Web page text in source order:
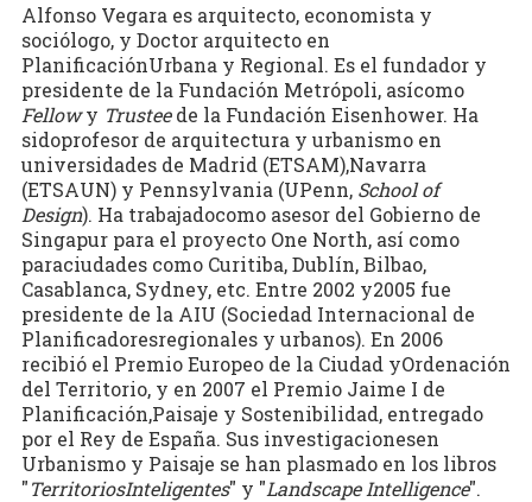
Alfonso Vegara es arquitecto, economista y
sociólogo, y Doctor arquitecto en
PlanificaciónUrbana y Regional. Es el fundador y
presidente de la Fundación Metrópoli, asícomo
Fellowy Trusteede la Fundación Eisenhower. Ha
sidoprofesor de arquitectura y urbanismo en
universidades de Madrid (ETSAM),Navarra
(ETSAUN) y Pennsylvania (UPenn, School of
Design). Ha trabajadocomo asesor del Gobierno de
Singapur para el proyecto One North, así como
paraciudades como Curitiba, Dublín, Bilbao,
Casablanca, Sydney, etc. Entre 2002 y2005 fue
presidente de la AIU (Sociedad Internacional de
Planificadoresregionales y urbanos). En 2006
recibió el Premio Europeo de la Ciudad yOrdenación
del Territorio, y en 2007 el Premio Jaime I de
Planificación,Paisaje y Sostenibilidad, entregado
por el Rey de España. Sus investigacionesen
Urbanismo y Paisaje se han plasmado en los libros
"TerritoriosInteligentes" y "Landscape Intelligence".